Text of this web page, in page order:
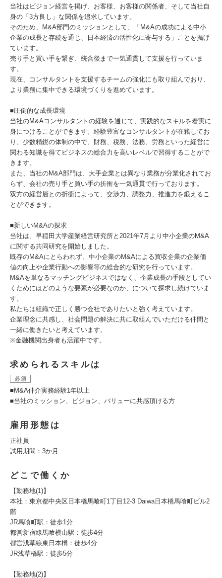
当社はビジョン経営を掲げ、お客様、お客様の関係者、そして当社自
身の「3方良し」な関係を追求しています。
そのため、M&A部門のミッションとして、「M&Aの成功による中小
企業の成長と存続を通じ、日本経済の活性化に寄与する」ことを掲げ
ています。
売り手と買い手を繋ぎ、統合後まで一気通貫して支援を行っていま
す。
現在、コンサルタントを支援するチームの強化にも取り組んでおり、
より業務に集中できる環境づくりを進めています。
■圧倒的な成長環境
当社のM&Aコンサルタントの経験を通じて、実践的なスキルを着実に
身につけることができます。経験豊富なコンサルタントが在籍してお
り、少数精鋭の体制の中で、財務、税務、法務、労務といった経営に
関わる知識を得てビジネスの総合力を高いレベルで習得することがで
きます。
また、当社のM&A部門は、大手企業とは異なり業務が分業化されてお
らず、会社の売り手と買い手の折衝を一気通貫で行っております。
双方の経営層との折衝によって、交渉力、調整力、推進力を鍛えるこ
とができます。
■新しいM&Aの探求
当社は、早稲田大学産業経営研究所と2021年7月より中小企業のM&A
に関する共同研究を開始しました。
既存のM&Aにとらわれず、中⼩企業のM&Aによる買収企業の企業価
値の向上や企業⾏動への影響等の総合的な研究を行っています。
M&Aを単なるマッチングビジネスではなく、企業成長の手段としてい
くためにはどのような要素が必要なのか、について探求し続けていま
す。
私たちは組織で正しく勝つ会社でありたいと強く考えています。
企業理念に共感し、社会問題の解決に共に取組んでいただける仲間と
一緒に働きたいと考えています。
※金融機関出身者も活躍中です。
求められるスキルは
必須
■M&A仲介実務経験1年以上
■当社のミッション、ビジョン、バリューに共感頂ける方
雇用形態は
正社員
試用期間：3か月
どこで働くか
【勤務地(1)】
本社：東京都中央区日本橋馬喰町1丁目12-3 Daiwa日本橋馬喰町ビル2
階
JR馬喰町駅：徒歩1分
都営新宿線馬喰横山駅：徒歩4分
都営浅草線東日本橋：徒歩4分
JR浅草橋駅：徒歩5分
【勤務地(2)】